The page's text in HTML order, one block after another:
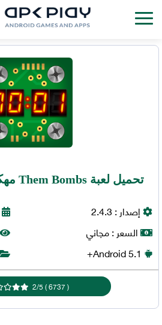
تحميل لعبة Them Bombs مهكرة 2023 للاندرويد
إصدار :2.4.3
السعر :مجاني
Android5.1+
(
6737
)
2/5